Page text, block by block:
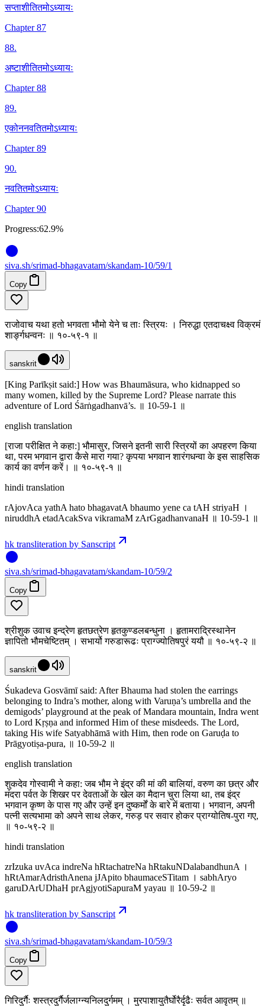
सप्ताशीतितमोऽध्यायः
Chapter 87
88.
अष्टाशीतितमोऽध्यायः
Chapter 88
89.
एकोननवतितमोऽध्यायः
Chapter 89
90.
नवतितमोऽध्यायः
Chapter 90
Progress:62.9%
siva.sh/srimad-bhagavatam/skandam-10/59/1
Copy
राजोवाच यथा हतो भगवता भौमो येने च ताः स्त्रियः । निरुद्धा एतदाचक्ष्व विक्रमं
शार्ङ्गधन्वनः ॥ १०-५९-१ ॥
sanskrit
[King Parīkṣit said:] How was Bhaumāsura, who kidnapped so
many women, killed by the Supreme Lord? Please narrate this
adventure of Lord Śārṅgadhanvā’s. ॥ 10-59-1 ॥
english translation
[राजा परीक्षित ने कहा:] भौमासुर, जिसने इतनी सारी स्त्रियों का अपहरण किया
था, परम भगवान द्वारा कैसे मारा गया? कृपया भगवान शारंगधन्वा के इस साहसिक
कार्य का वर्णन करें। ॥ १०-५९-१ ॥
hindi translation
rAjovAca yathA hato bhagavatA bhaumo yene ca tAH striyaH ।
niruddhA etadAcakSva vikramaM zArGgadhanvanaH ॥ 10-59-1 ॥
hk transliteration by Sanscript
siva.sh/srimad-bhagavatam/skandam-10/59/2
Copy
श्रीशुक उवाच इन्द्रेण हृतछत्रेण हृतकुण्डलबन्धुना । हृतामराद्रिस्थानेन
ज्ञापितो भौमचेष्टितम् । सभार्यो गरुडारूढः प्राग्ज्योतिषपुरं ययौ ॥ १०-५९-२ ॥
sanskrit
Śukadeva Gosvāmī said: After Bhauma had stolen the earrings
belonging to Indra’s mother, along with Varuṇa’s umbrella and the
demigods’ playground at the peak of Mandara mountain, Indra went
to Lord Kṛṣṇa and informed Him of these misdeeds. The Lord,
taking His wife Satyabhāmā with Him, then rode on Garuḍa to
Prāgyotiṣa-pura, ॥ 10-59-2 ॥
english translation
शुकदेव गोस्वामी ने कहा: जब भौम ने इंद्र की मां की बालियां, वरुण का छत्र और
मंदरा पर्वत के शिखर पर देवताओं के खेल का मैदान चुरा लिया था, तब इंद्र
भगवान कृष्ण के पास गए और उन्हें इन दुष्कर्मों के बारे में बताया। भगवान, अपनी
पत्नी सत्यभामा को अपने साथ लेकर, गरुड़ पर सवार होकर प्राग्योतिष-पुरा गए,
॥ १०-५९-२ ॥
hindi translation
zrIzuka uvAca indreNa hRtachatreNa hRtakuNDalabandhunA ।
hRtAmarAdristhAnena jJApito bhaumaceSTitam । sabhAryo
garuDArUDhaH prAgjyotiSapuraM yayau ॥ 10-59-2 ॥
hk transliteration by Sanscript
siva.sh/srimad-bhagavatam/skandam-10/59/3
Copy
गिरिदुर्गैः शस्त्रदुर्गैर्जलाग्न्यनिलदुर्गमम् । मुरपाशायुतैर्घोरैर्दृढैः सर्वत आवृतम् ॥